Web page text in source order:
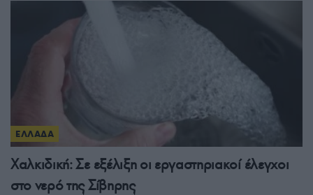
ΕΛΛΑΔΑ
Χαλκιδική: Σε εξέλιξη οι εργαστηριακοί έλεγχοι
στο νερό της Σίβηρης